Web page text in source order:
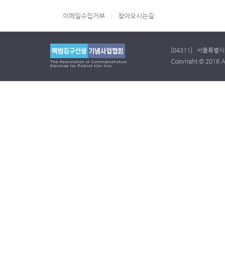
이메일수집거부 찾아오시는길
[04311] 서울특별
Copyright © 2016